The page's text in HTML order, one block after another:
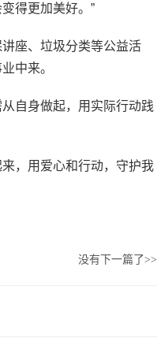
得更加美好。”
座、垃圾分类等公益活
中来。
自身做起，用实际行动践
，用爱心和行动，守护我
没有下一篇了>>